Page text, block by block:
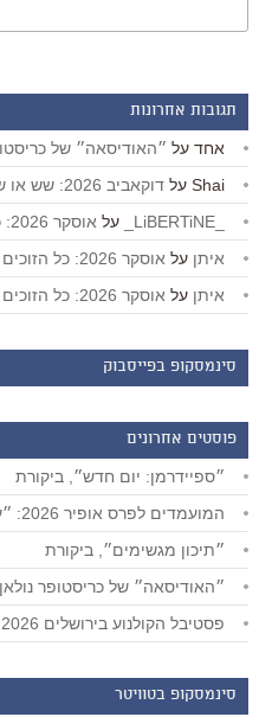
תגובות אחרונות
אחד על ״האודיסאה״ של
Shai על דוקאביב 2026: שש או שבע המלצות
על אוסקר 2026: כל הזוכים
איתן על אוסקר 2026: כל הזוכים
איתן על אוסקר 2026: כל הזוכים
סינמסקופ בפייסבוק
פוסטים אחרונים
״ספיידרמן: יום חדש״, ביקורת
המועמדים לפרס אופיר 2026: ״עצמאות״ מוביל
״תיכון מגשימים״, ביקורת
״האודיסאה״ של כריסטופר
פסטיבל הקולנוע בירושלים 2026: שמונה או תשע המלצות
סינמסקופ בטוויטר